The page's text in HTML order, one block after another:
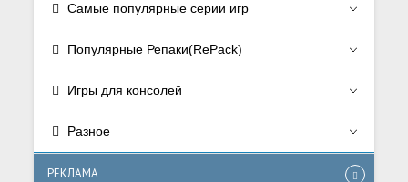
Самые популярные серии игр
Популярные Репаки(RePack)
Игры для консолей
Разное
РЕКЛАМА